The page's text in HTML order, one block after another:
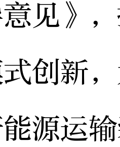
见》
创新
源运